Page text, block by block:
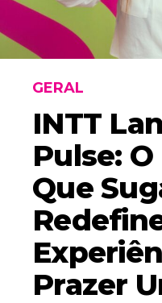
GERAL
INTT
Pulse:
Que
Prazer